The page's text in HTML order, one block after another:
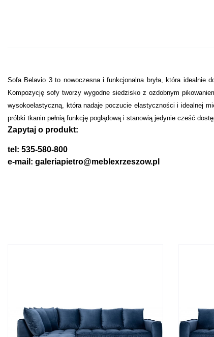
Sofa Belavio 3 to nowoczesna i funkcjonalna bryła, która idealnie
Kompozycję sofy tworzy wygodne siedzisko z ozdobnym
wysokoelastyczną, która nadaje poczucie elastyczności i idealnej
próbki tkanin pełnią funkcję poglądową i stanowią jedynie cześć
Zapytaj o produkt:
tel: 535-580-800
e-mail: galeriapietro@meblexrzeszow.pl